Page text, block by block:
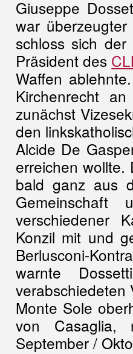
Giuseppe
war
schloss sich der
Präsident des
Waffen
Kirchenrecht
zunächst
den
Alcide De
erreichen
bald ganz aus
verschiedener
Konzil mit und
Berlusconi-
warnte
verabschiedeten
Monte Sole
von Casaglia,
September /